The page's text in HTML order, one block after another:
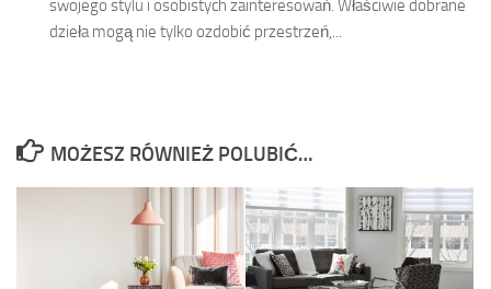
swojego stylu i osobistych zainteresowań. Właściwie dobrane
dzieła mogą nie tylko ozdobić przestrzeń,...
MOŻESZ RÓWNIEŻ POLUBIĆ…